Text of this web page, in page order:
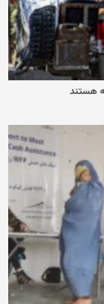
هستند